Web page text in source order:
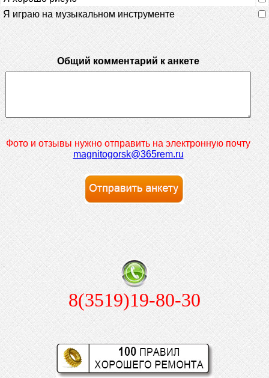
Я играю на музыкальном инструменте
Общий комментарий к анкете
Фото и отзывы нужно отправить на электронную почту
magnitogorsk@365rem.ru
8(3519)19-80-30